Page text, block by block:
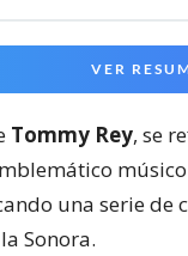
VER
Tommy Rey, se
una serie de
Sonora.